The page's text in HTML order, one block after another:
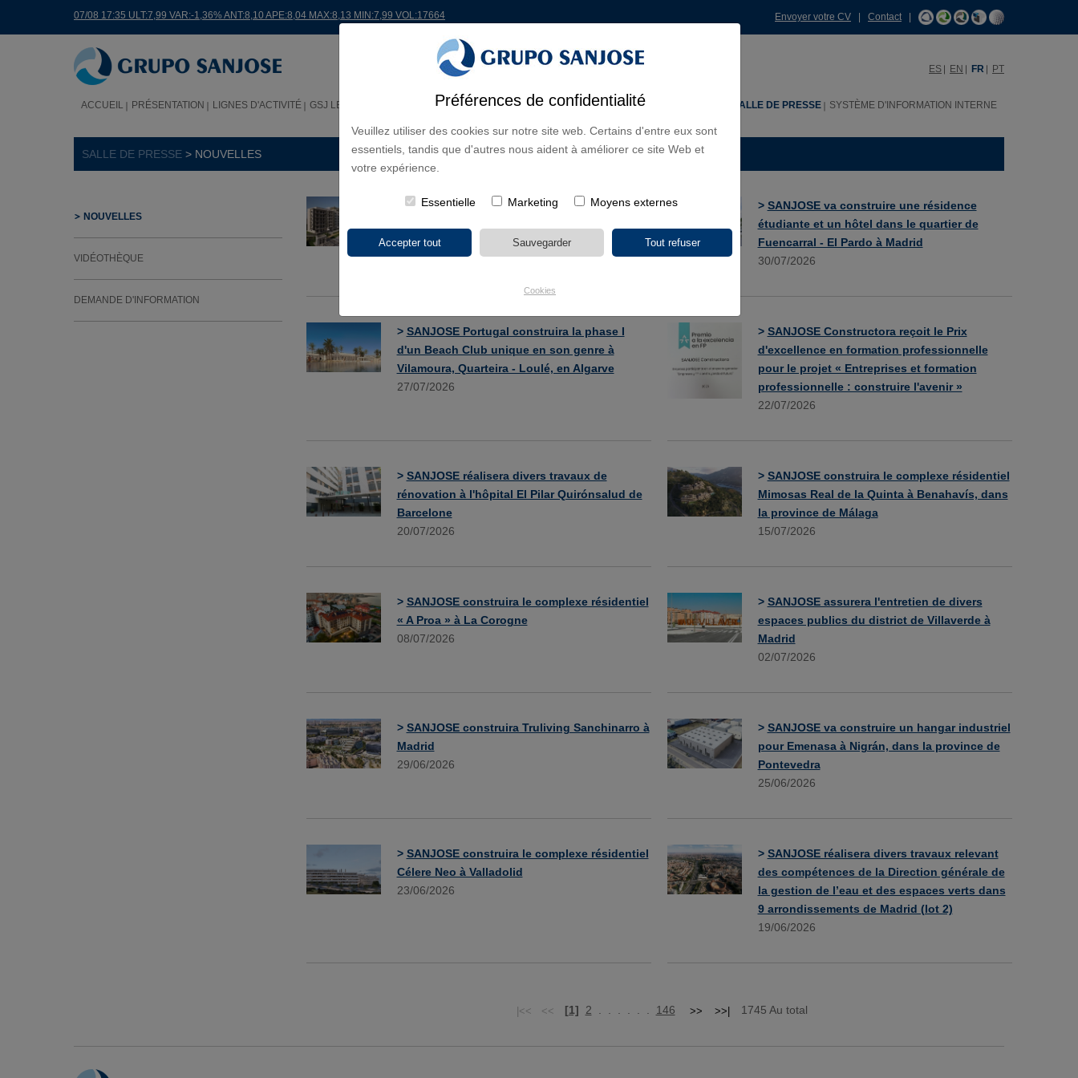
Préférences de confidentialité
Veuillez utiliser des cookies sur notre site web. Certains d'entre eux sont
essentiels, tandis que d'autres nous aident à améliorer ce site Web et
votre expérience.
Essentielle Marketing Moyens externes
Cookies
07/08 17:35 ULT:7,99 VAR:-1,36% ANT:8,10 APE:8,04 MAX:8,13 MIN:7,99 VOL:17664 Envoyer votre CV Contact|
ES EN FR PT
ACCUEIL PRÉSENTATION LIGNES D'ACTIVITÉ GSJ LE MONDE ACTIONNAIRES ET INVESTISSEURS INNOVATION SALLE DE PRESSE SYSTÈME D'INFORMATION INTERNE
SALLE DE PRESSE > NOUVELLES
NOUVELLES
VIDÉOTHÈQUE
DEMANDE D'INFORMATION
>SANJOSE construira le complexe résidentiel
05/08/2026
> SANJOSE va construire une résidence
étudiante et un hôtel dans le quartier de
Fuencarral - El Pardo à Madrid
30/07/2026
> SANJOSE Portugal construira la phase I
d'un Beach Club unique en son genre à
Vilamoura, Quarteira - Loulé, en Algarve
27/07/2026
> SANJOSE Constructora reçoit le Prix
d'excellence en formation professionnelle
pour le projet « Entreprises et formation
professionnelle : construire l'avenir »
22/07/2026
> SANJOSE réalisera divers travaux de
rénovation à l'hôpital El Pilar Quirónsalud de
Barcelone
20/07/2026
> SANJOSE construira le complexe résidentiel
Mimosas Real de la Quinta à Benahavís, dans
la province de Málaga
15/07/2026
> SANJOSE construira le complexe résidentiel
« A Proa » à La Corogne
08/07/2026
> SANJOSE assurera l'entretien de divers
espaces publics du district de Villaverde à
Madrid
02/07/2026
> SANJOSE construira Truliving Sanchinarro à
Madrid
29/06/2026
> SANJOSE va construire un hangar industriel
pour Emenasa à Nigrán, dans la province de
Pontevedra
25/06/2026
> SANJOSE construira le complexe résidentiel
Célere Neo à Valladolid
23/06/2026
> SANJOSE réalisera divers travaux relevant
des compétences de la Direction générale de
la gestion de l’eau et des espaces verts dans
9 arrondissements de Madrid (lot 2)
19/06/2026
[1] 2 . . . . . . 146 1745 Au total